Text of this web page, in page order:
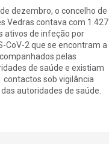
dezembro, o concelho de
Vedras contava com 1.427
ativos de infeção por
CoV-2 que se encontram a
pelas
de saúde e existiam
contactos sob vigilância
autoridades de saúde.